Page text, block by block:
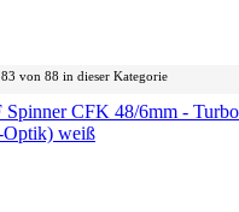
von 88 in dieser Kategorie